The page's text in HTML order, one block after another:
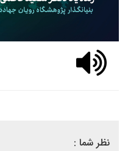
نظر شما :